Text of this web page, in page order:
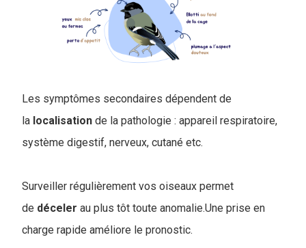
Les symptômes secondaires dépendent de
la localisation de la pathologie : appareil respiratoire,
système digestif, nerveux, cutané etc.
Surveiller régulièrement vos oiseaux permet
de déceler au plus tôt toute anomalie.Une prise en
charge rapide améliore le pronostic.